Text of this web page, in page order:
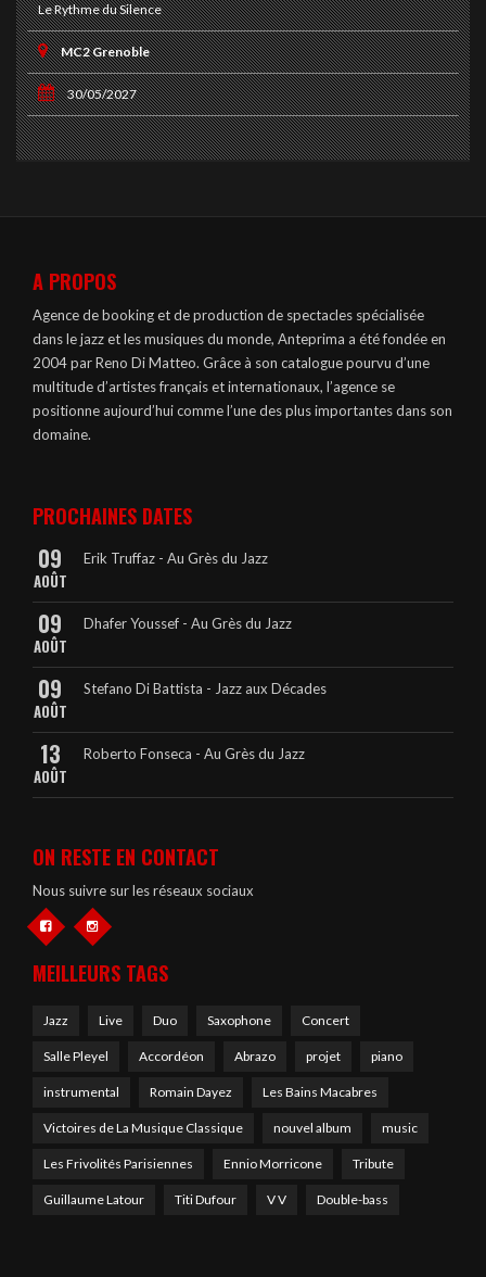
Le Rythme du Silence
MC2 Grenoble
30/05/2027
A PROPOS
Agence de booking et de production de spectacles spécialisée
dans le jazz et les musiques du monde, Anteprima a été fondée en
2004 par Reno Di Matteo. Grâce à son catalogue pourvu d’une
multitude d’artistes français et internationaux, l’agence se
positionne aujourd’hui comme l’une des plus importantes dans son
domaine.
PROCHAINES DATES
09
AOÛT
Erik Truffaz - Au Grès du Jazz
09
AOÛT
Dhafer Youssef - Au Grès du Jazz
09
AOÛT
Stefano Di Battista - Jazz aux Décades
13
AOÛT
Roberto Fonseca - Au Grès du Jazz
ON RESTE EN CONTACT
Nous suivre sur les réseaux sociaux
MEILLEURS TAGS
Jazz Live Duo Saxophone Concert
Salle Pleyel Accordéon Abrazo projet piano
instrumental Romain Dayez Les Bains Macabres
Victoires de La Musique Classique nouvel album music
Les Frivolités Parisiennes Ennio Morricone Tribute
Guillaume Latour Titi Dufour V V Double-bass